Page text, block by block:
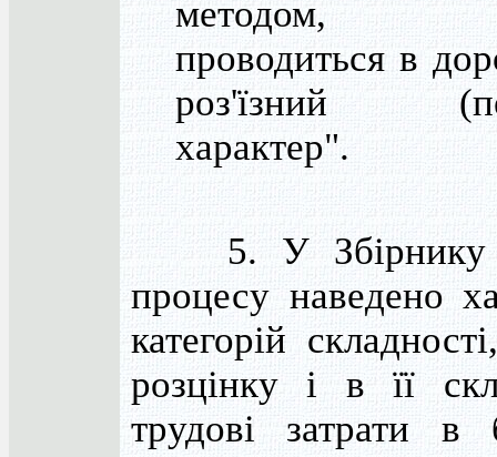
методом,
проводиться в
роз'їзний
характер".
5. У Збірнику
процесу наведено
категорій
розцінку і в її
трудові затрати в